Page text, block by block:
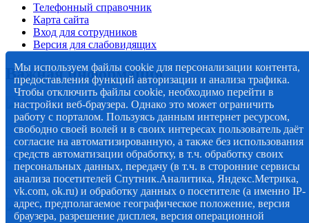
Телефонный справочник
Карта сайта
Вход для сотрудников
Версия для слабовидящих
Важная информация
Мы используем файлы cookie для персонализации контента,
предоставления функций авторизации и анализа трафика.
Чтобы отключить файлы cookie, необходимо перейти в
настройки веб-браузера. Однако это может ограничить
работу с порталом. Пользуясь данным интернет ресурсом,
свободно своей волей и в своих интересах пользователь даёт
согласие на автоматизированную, а также без использования
средств автоматизации обработку, в т.ч. обработку своих
персональных данных, передачу (в т.ч. в сторонние сервисы
анализа посетителей Спутник.Аналитика, Яндекс.Метрика,
vk.com, ok.ru) и обработку данных о посетителе (а именно IP-
адрес, предполагаемое географическое положение, версия
браузера, разрешение дисплея, версия операционной